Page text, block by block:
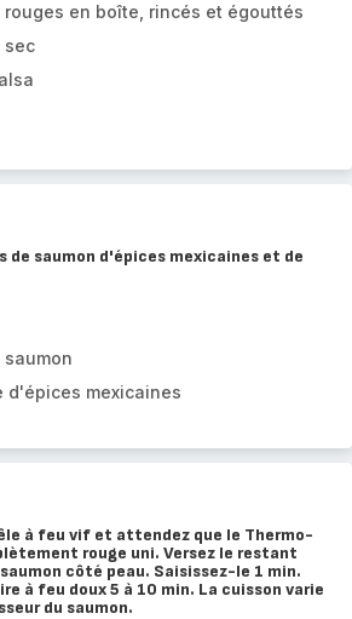
rouges en boîte, rincés et égouttés
sec
de saumon d'épices mexicaines et de
saumon
d'épices mexicaines
à feu vif et attendez que le Thermo-
rouge uni. Versez le restant
côté peau. Saisissez-le 1 min.
à feu doux 5 à 10 min. La cuisson varie
du saumon.